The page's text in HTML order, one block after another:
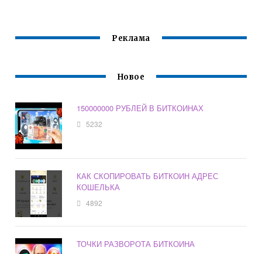
Реклама
Новое
150000000 РУБЛЕЙ В БИТКОИНАХ
5232
КАК СКОПИРОВАТЬ БИТКОИН АДРЕС
КОШЕЛЬКА
4892
ТОЧКИ РАЗВОРОТА БИТКОИНА